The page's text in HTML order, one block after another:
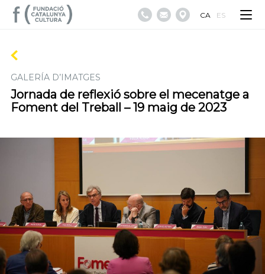
CA ES
GALERÍA D’IMATGES
Jornada de reflexió sobre el mecenatge a
Foment del Treball – 19 maig de 2023